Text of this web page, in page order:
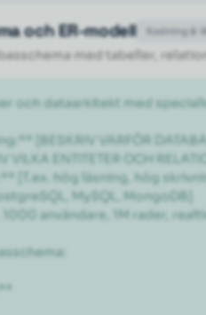
Kodning &
och ER-modell
med tabeller,
och dataarkitekt med
[BESKRIV VARFÖR
ENTITETER OCH
[T.ex. hög läsning, hög
MySQL, MongoDB]
användare, 1M rader,